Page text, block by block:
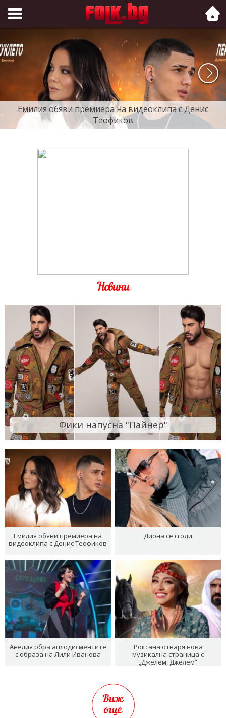
Folk.bg
Емилия обяви премиера на видеоклипа с Денис
Теофиков
Новини
Фики напусна "Пайнер"
Емилия обяви премиера на
видеоклипа с Денис Теофиков
Диона се сгоди
Анелия обра аплодисментите
с образа на Лили Иванова
Роксана отваря нова
музикална страница с
„Джелем, Джелем“
Виж
още